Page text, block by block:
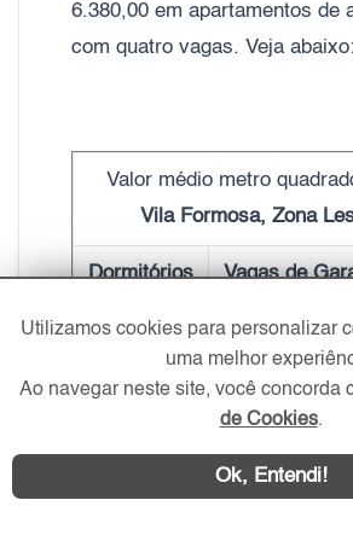
6.380,00 em apartamentos de
com quatro vagas. Veja abaixo:
Valor médio metro
Vila Formosa, Zona
Dormitórios Vagas de
Kitnet e 1 SEM
1, 2 e 3 1
3 e 4 3
Utilizamos cookies para personalizar
uma melhor
Ao navegar neste site, você concorda
de Cookies.
Ok, Entendi!